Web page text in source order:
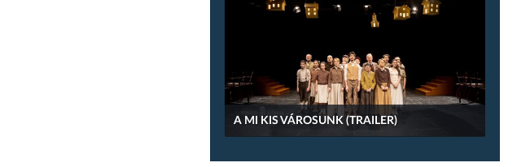
A MI KIS VÁROSUNK (TRAILER)